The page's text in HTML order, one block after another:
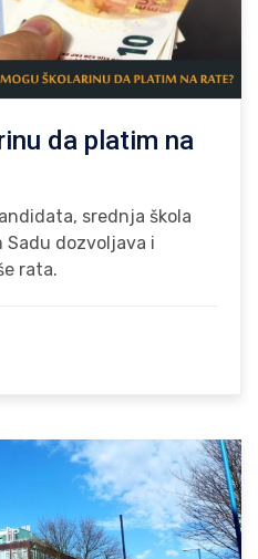
da platim na
srednja škola
Sadu dozvoljava i
rata.